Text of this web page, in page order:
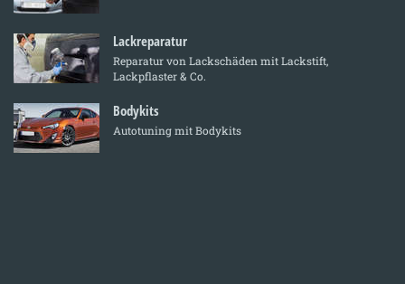
Lackreparatur
Reparatur von Lackschäden mit Lackstift,
Lackpflaster & Co.
Bodykits
Autotuning mit Bodykits